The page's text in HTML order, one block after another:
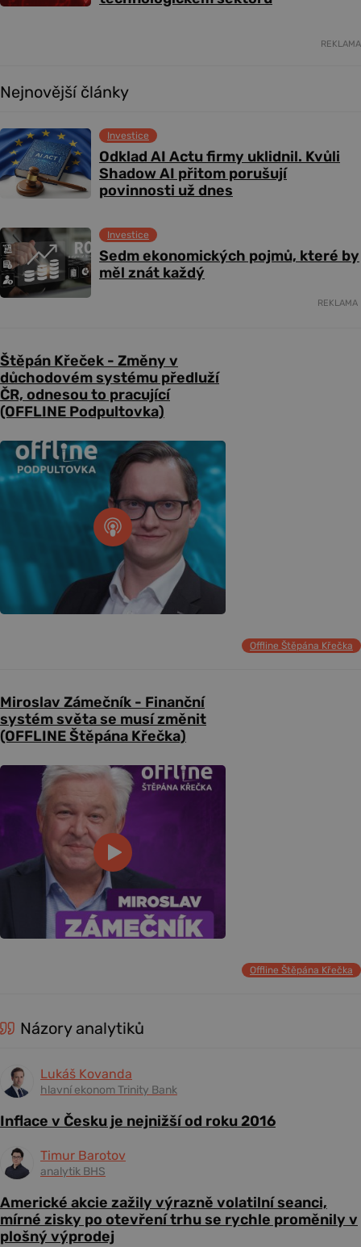
REKLAMA
Nejnovější články
Odklad AI Actu firmy uklidnil. Kvůli
Shadow AI přitom porušují
povinnosti už dnes
Investice
Sedm ekonomických pojmů, které by
měl znát každý
Investice
REKLAMA
Štěpán Křeček - Změny v
důchodovém systému předluží
ČR, odnesou to pracující
(OFFLINE Podpultovka)
Offline Štěpána Křečka
Miroslav Zámečník - Finanční
systém světa se musí změnit
(OFFLINE Štěpána Křečka)
Offline Štěpána Křečka
Názory analytiků
Lukáš Kovanda
hlavní ekonom Trinity Bank
Inflace v Česku je nejnižší od roku 2016
Timur Barotov
analytik BHS
Americké akcie zažily výrazně volatilní seanci,
mírné zisky po otevření trhu se rychle proměnily v
plošný výprodej